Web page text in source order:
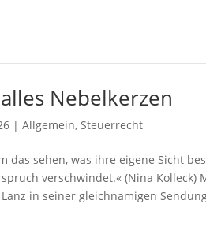
Nebelkerzen
|Allgemein,Steuerrecht
das sehen, was ihre eigene Sicht
verschwindet.« (Nina Kolleck)
in seiner gleichnamigen